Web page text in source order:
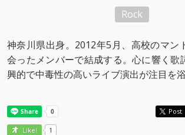
Rock
神奈川県出身。2012年5月、高校のマン
会ったメンバーで結成する。心に響く歌
興的で中毒性の高いライブ演出が注目を浴
Post
Like! 1